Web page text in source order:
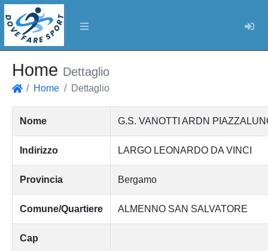
Home Dettaglio
Home Dettaglio
Nome G.S. VANOTTI ARDN
Indirizzo LARGO LEONARDO DA VINCI
Provincia Bergamo
Comune/Quartiere ALMENNO SAN SALVATORE
Cap